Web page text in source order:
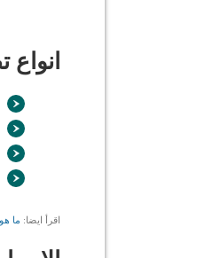
اقرأ ايضا: ما